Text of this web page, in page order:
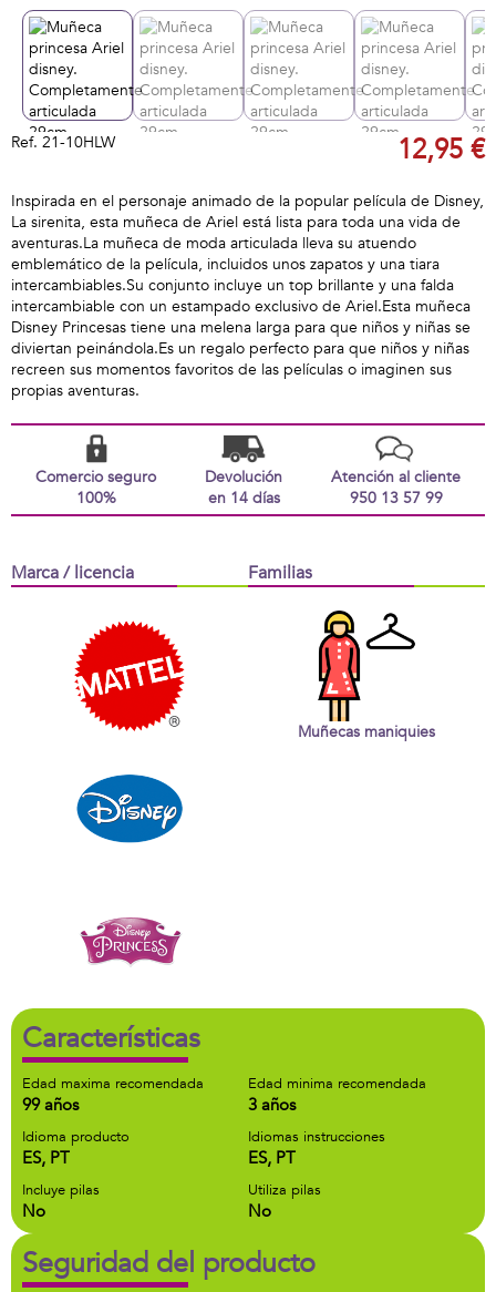
Ref. 21-10HLW 12,95 €
Inspirada en el personaje animado de la popular película de Disney,
La sirenita, esta muñeca de Ariel está lista para toda una vida de
aventuras.La muñeca de moda articulada lleva su atuendo
emblemático de la película, incluidos unos zapatos y una tiara
intercambiables.Su conjunto incluye un top brillante y una falda
intercambiable con un estampado exclusivo de Ariel.Esta muñeca
Disney Princesas tiene una melena larga para que niños y niñas se
diviertan peinándola.Es un regalo perfecto para que niños y niñas
recreen sus momentos favoritos de las películas o imaginen sus
propias aventuras.
Comercio seguro
100%
Devolución
en 14 días
Atención al cliente
950 13 57 99
Marca / licencia Familias
Muñecas maniquies
Características
Edad maxima recomendada
99 años
Edad minima recomendada
3 años
Idioma producto
ES, PT
Idiomas instrucciones
ES, PT
Incluye pilas
No
Utiliza pilas
No
Seguridad del producto